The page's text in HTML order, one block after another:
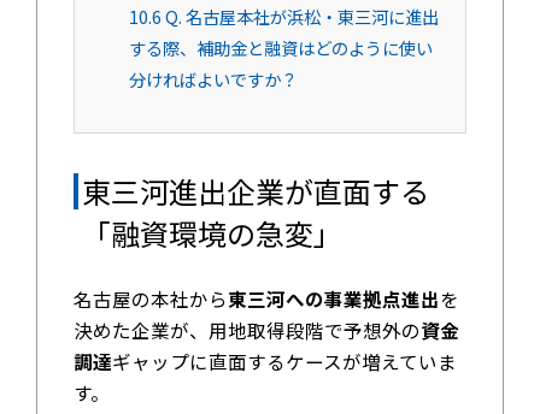
10.6Q. 名古屋本社が浜松・東三河に進出
する際、補助金と融資はどのように使い
分ければよいですか？
東三河進出企業が直面する
「融資環境の急変」
名古屋の本社から東三河への事業拠点進出を
決めた企業が、用地取得段階で予想外の資金
調達ギャップに直面するケースが増えていま
す。